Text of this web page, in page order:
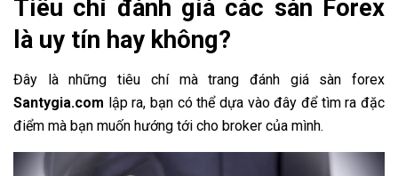
Tiêu chí đánh giá các sàn Forex
là uy tín hay không?
Đây là những tiêu chí màtrang đánh giá sàn forex
Santygia.com lập ra, bạn có thể dựa vào đây để tìm ra đặc
điểm mà bạn muốn hướng tới cho broker của mình.